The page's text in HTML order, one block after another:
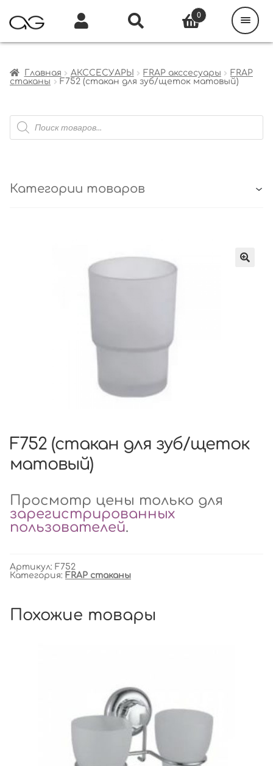
Главная АКССЕСУАРЫ FRAP акссесуары
FRAP
стаканы
F752 (стакан для зуб/щеток матовый)
Поиск
товаров
Категории товаров
F752 (стакан для зуб/щеток
матовый)
Просмотр цены только для
зарегистрированных
пользователей.
Артикул: F752
Категория: FRAP стаканы
Похожие товары
0